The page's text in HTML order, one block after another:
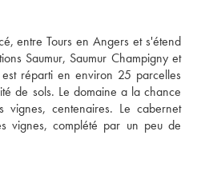
entre Tours en Angers et s'étend
Saumur, Saumur Champigny et
réparti en environ 25 parcelles
de sols. Le domaine a la chance
centenaires. Le cabernet
vignes, complété par un peu de